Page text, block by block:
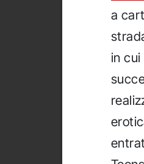
a
in cui